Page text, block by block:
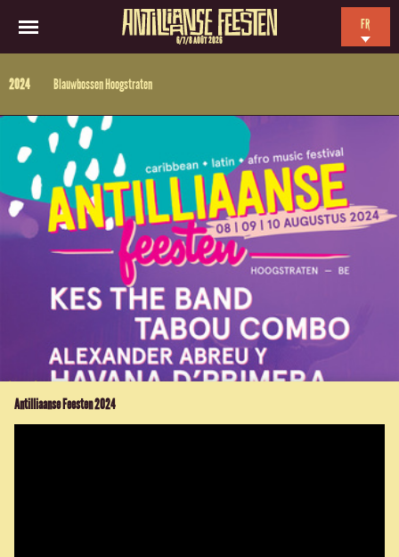
6/7/8 AOÛT 2026
FR
2024 Blauwbossen Hoogstraten
Antilliaanse Feesten 2024